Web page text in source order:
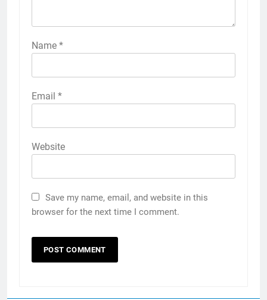
Name *
Email *
Website
Save my name, email, and website in this
browser for the next time I comment.